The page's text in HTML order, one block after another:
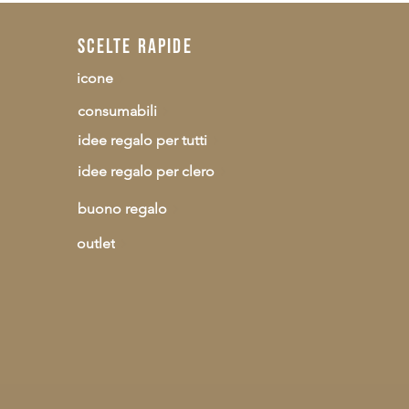
scelte rapide
icone
consumabili
idee regalo per tutti
idee regalo per clero
buono regalo
outlet